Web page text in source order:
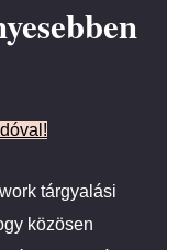
tárgyalási
közösen